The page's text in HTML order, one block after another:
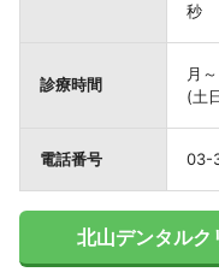
秒
診療時間
月
(土
電話番号 03-
北山デンタル